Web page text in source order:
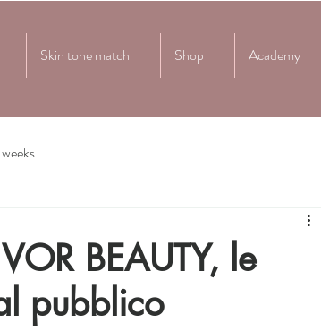
Skin tone match Shop Academy
BEAUTY, le
pubblico